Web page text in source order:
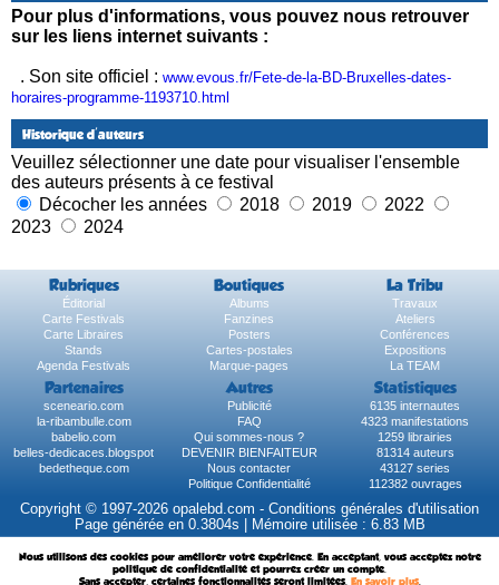
Pour plus d'informations, vous pouvez nous retrouver
sur les liens internet suivants :
. Son site officiel : www.evous.fr/Fete-de-la-BD-Bruxelles-dates-
horaires-programme-1193710.html
Historique d'auteurs
Veuillez sélectionner une date pour visualiser l'ensemble
des auteurs présents à ce festival
Décocher les années
2018 2019
2022
2023
2024
Rubriques Boutiques La Tribu
Éditorial Albums
Travaux
Carte Festivals
Fanzines
Ateliers
Carte Libraires
Posters
Conférences
Stands
Cartes-postales
Expositions
Agenda Festivals
Marque-pages La TEAM
Partenaires Autres Statistiques
sceneario.com Publicité
6135 internautes
la-ribambulle.com
FAQ
4323 manifestations
babelio.com
Qui sommes-nous ?
1259 librairies
belles-dedicaces.blogspot
DEVENIR BIENFAITEUR
81314 auteurs
bedetheque.com
Nous contacter
43127 series
Politique Confidentialité
112382 ouvrages
Copyright © 1997-2026 opalebd.com - Conditions générales d'utilisation
Page générée en 0.3804s | Mémoire utilisée : 6.83 MB
Nous utilisons des cookies pour améliorer votre expérience. En acceptant, vous acceptez notre
politique de confidentialité et pourrez créer un compte.
Sans accepter, certaines fonctionnalités seront limitées. En savoir plus.